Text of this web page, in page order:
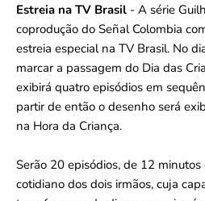
Estreia na TV Brasil - A série
coprodução do Señal Colombia
estreia especial na TV Brasil. No
marcar a passagem do Dia das
exibirá quatro episódios em
partir de então o desenho será
na Hora da Criança.
Serão 20 episódios, de 12
cotidiano dos dois irmãos, cuja